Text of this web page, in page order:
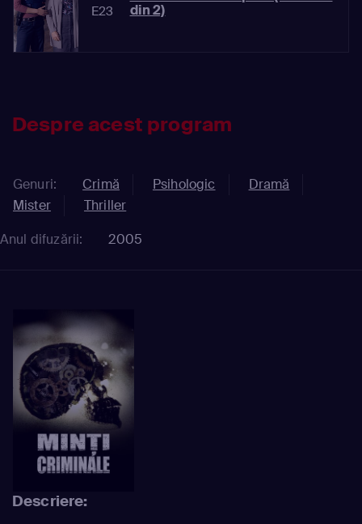
E23
din 2)
Despre acest program
Genuri: Crimă Psihologic
Dramă
Mister
Thriller
Anul difuzării:
2005
Descriere: